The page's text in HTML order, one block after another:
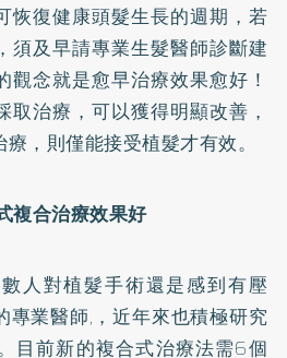
恢復健康頭髮生長的週期，若
須及早請專業生髮醫師診斷建
觀念就是愈早治療效果愈好！
取治療，可以獲得明顯改善，
，則僅能接受植髮才有效。
複合治療效果好
人對植髮手術還是感到有壓
專業醫師,，近年來也積極研究
目前新的複合式治療法需6個